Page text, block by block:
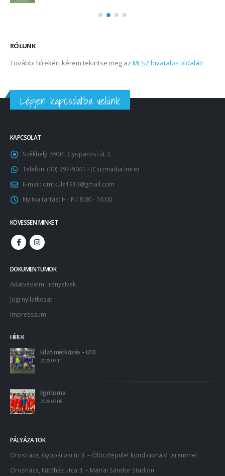
RÓLUNK
További hírekért kérem tekintse meg az MLSZ hivatalos oldalát!
Lépjen kapcsolatba velünk
KAPCSOLAT
Székhely: 5904, Gyopárosi út 3.
Telefon: (30) 397-9041 - (Csizmadia Imre)
E-mail: omtkule1913@gmail.com
Nyitva tartás: H - P / 8:00 - 16:00
KÖVESSEN MINKET
DOKUMENTUMOK
Adatvédelmi irányelvek
Jogi nyilatkozat
Impresszum
HÍREK
Edző mérkőzés – U10
2026.07.11.
Egri torna
2026.07.05.
PÁLYÁZATOK
Orosháza, Gyopárosi út 3. – Öltözőépület kondicionáló teremmel
Orosháza, Fűtőház utca 3. – Mátrai Sándor Stadion